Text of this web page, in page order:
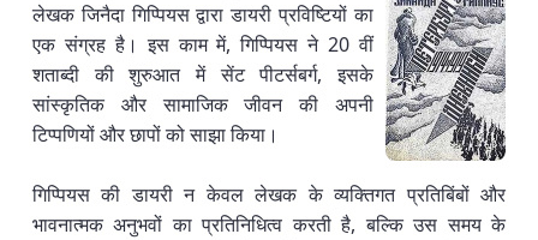
लेखक जिनैदा गिप्पियस द्वारा डायरी प्रविष्टियों का
एक संग्रह है। इस काम में, गिप्पियस ने 20 वीं
शताब्दी की शुरुआत में सेंट पीटर्सबर्ग, इसके
सांस्कृतिक और सामाजिक जीवन की अपनी
टिप्पणियों और छापों को साझा किया।
गिप्पियस की डायरी न केवल लेखक के व्यक्तिगत प्रतिबिंबों और
भावनात्मक अनुभवों का प्रतिनिधित्व करती है, बल्कि उस समय के